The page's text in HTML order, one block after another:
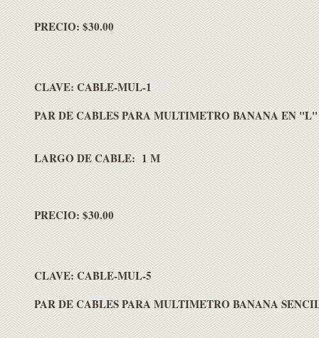
PRECIO: $30.00
CLAVE: CABLE-MUL-1
PAR DE CABLES PARA MULTIMETRO BANANA EN
LARGO DE CABLE: 1 M
PRECIO: $30.00
CLAVE: CABLE-MUL-5
PAR DE CABLES PARA MULTIMETRO BANANA